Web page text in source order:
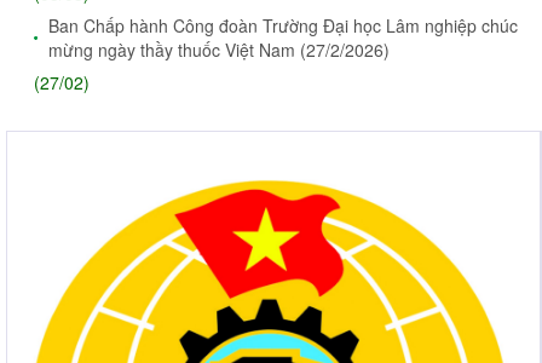
Ban Chấp hành Công đoàn Trường Đại học Lâm nghiệp chúc
mừng ngày thầy thuốc Việt Nam (27/2/2026)
(27/02)